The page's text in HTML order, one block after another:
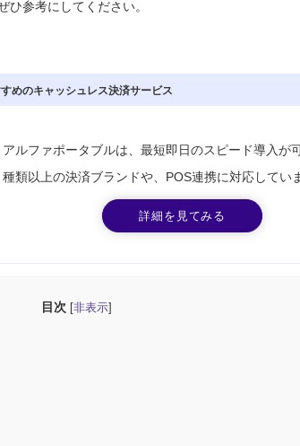
ひ参考にしてください。
めのキャッシュレス決済サービス
アルファポータブルは、最短即日のスピード導入が
種類以上の決済ブランドや、POS連携に対応してい
詳細を見てみる
目次 [非表示]